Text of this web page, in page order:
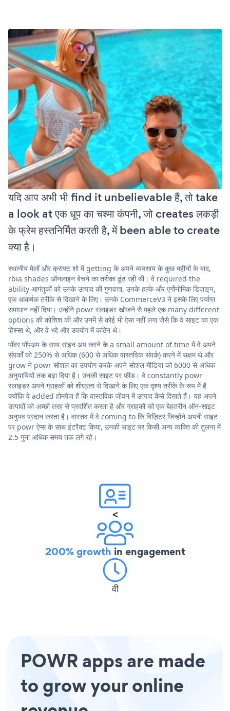
यदि आप अभी भी find it unbelievable हैं, तो take
a look at एक धूप का चश्मा कंपनी, जो creates लकड़ी
के फ्रेम हस्तनिर्मित करती है, में been able to create
क्या है।
स्थानीय मेलों और क्राफ्ट शो में getting के अपने व्यवसाय के कुछ महीनों के बाद,
rbia shades ऑनलाइन बेचने का तरीका ढूंढ रही थी। वे required the
ability आगंतुकों को उनके उत्पाद की गुणवत्ता, उनके हल्के और एर्गोनोमिक डिज़ाइन,
एक आकर्षक तरीके से दिखाने के लिए। उनके CommerceV3 ने इसके लिए पर्याप्त
समाधान नहीं दिया। उन्होंने powr स्लाइडर खोजने से पहले एक many different
options की कोशिश की और उनमें से कोई भी ऐसा नहीं लगा जैसे कि वे साइट का एक
हिस्सा थे, और वे भद्दे और उपयोग में कठिन थे।
पॉवर पॉपअप के साथ साइन अप करने के a small amount of time में वे अपने
संपर्कों को 250% से अधिक (600 से अधिक वास्तविक संपर्क) करने में सक्षम थे और
grow ने powr सोशल का उपयोग करके अपने सोशल मीडिया को 6000 से अधिक
अनुयायियों तक बढ़ा दिया है। उनकी साइट पर फ़ीड। वे constantly powr
स्लाइडर अपने ग्राहकों को शीघ्रता से दिखाने के लिए एक दृश्य तरीके के रूप में हैं
क्योंकि वे added होमपेज हैं कि वास्तविक जीवन में उत्पाद कैसे दिखते हैं। यह अपने
उत्पादों को अच्छी तरह से प्रदर्शित करता है और ग्राहकों को एक बेहतरीन ऑन-साइट
अनुभव प्रदान करता है। वास्तव में वे coming to कि विज़िटर जिन्होंने अपनी साइट
पर powr ऐप्स के साथ इंटरैक्ट किया, उनकी साइट पर किसी अन्य व्यक्ति की तुलना में
2.5 गुना अधिक समय तक लगे रहे।
<
200% growth in engagement
वी
POWR apps are made
to grow your online